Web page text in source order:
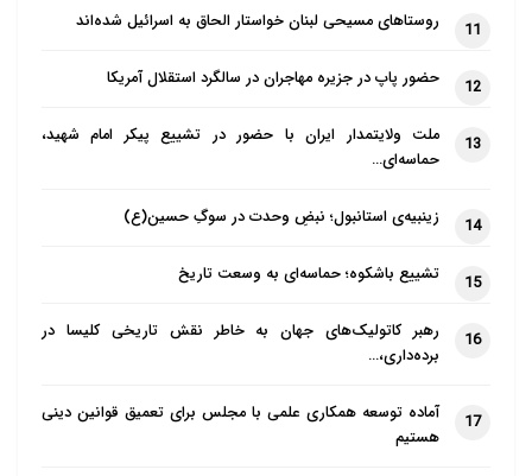
11 روستاهای مسیحی لبنان خواستار الحاق به اسرائیل شده‌اند
12 حضور پاپ در جزیره مهاجران در سالگرد استقلال آمریکا
13
ملت ولایتمدار ایران با حضور در تشییع پیکر امام شهید،
حماسه‌ای…
14 زینبیه‌ی استانبول؛ نبضِ وحدت در سوگِ حسین(ع)
15 تشییع باشکوه؛ حماسه‌ای به وسعت تاریخ
16
رهبر کاتولیک‌های جهان به خاطر نقش تاریخی کلیسا در
برده‌داری،…
17
آماده توسعه همکاری علمی با مجلس برای تعمیق قوانین دینی
هستیم